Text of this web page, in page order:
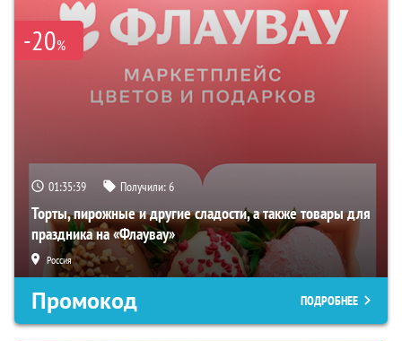
-20%
01:35:37 Получили:6
Торты, пирожные и другие сладости, а также товары для
праздника на «Флаувау»
Россия
Промокод ПОДРОБНЕЕ